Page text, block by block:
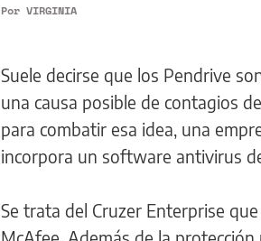
Por VIRGINIA
Suele decirse que los Pendrive
una causa posible de contagios
para combatir esa idea, una
incorpora un software antivirus
Se trata del Cruzer Enterprise